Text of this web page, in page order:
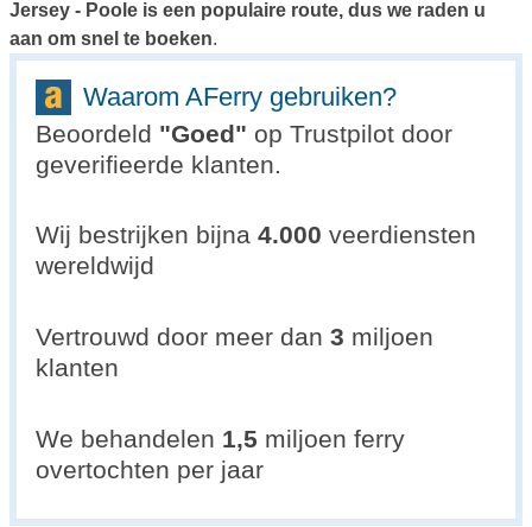
Jersey - Poole is een populaire route, dus we raden u
aan om snel te boeken.
Waarom AFerry gebruiken?
Beoordeld "Goed" op Trustpilot door
geverifieerde klanten.
Wij bestrijken bijna 4.000 veerdiensten
wereldwijd
Vertrouwd door meer dan 3 miljoen
klanten
We behandelen 1,5 miljoen ferry
overtochten per jaar